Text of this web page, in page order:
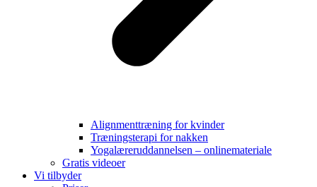
Alignmenttræning for kvinder
Træningsterapi for nakken
Yogalæreruddannelsen – onlinemateriale
Gratis videoer
Vi tilbyder